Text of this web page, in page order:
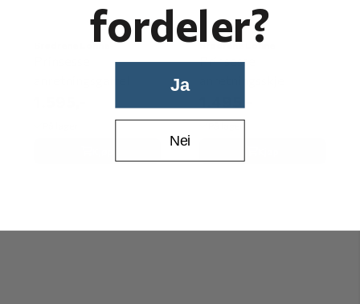
Brødrene Lohne Brødrene Lohne
Prinsesse
fordeler?
Ja
Nei